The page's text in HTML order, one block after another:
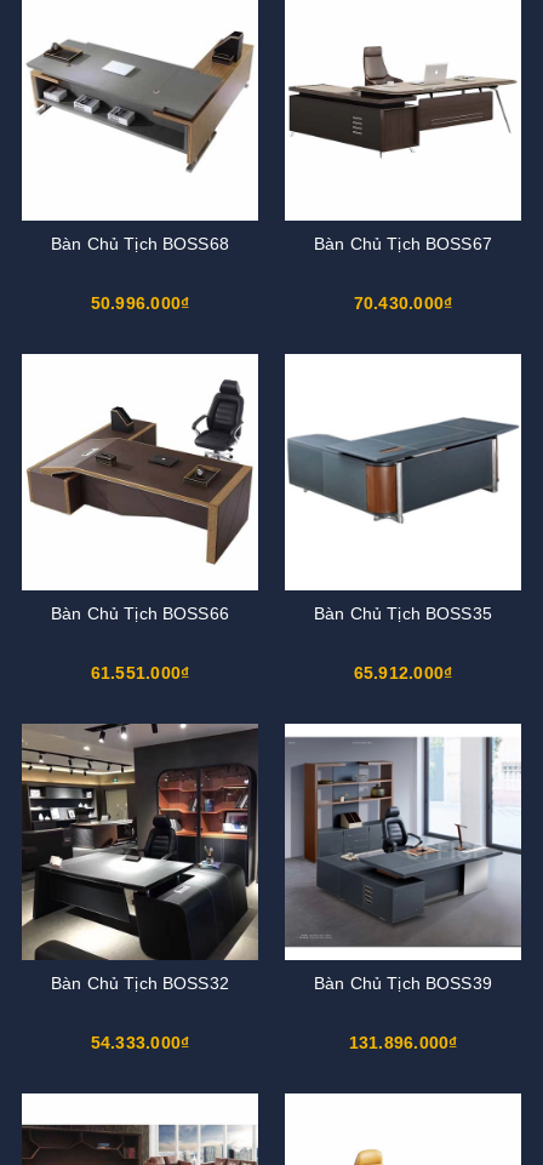
Bàn Chủ Tịch BOSS68
50.996.000₫
Bàn Chủ Tịch BOSS67
70.430.000₫
Bàn Chủ Tịch BOSS66
61.551.000₫
Bàn Chủ Tịch BOSS35
65.912.000₫
Bàn Chủ Tịch BOSS32
54.333.000₫
Bàn Chủ Tịch BOSS39
131.896.000₫